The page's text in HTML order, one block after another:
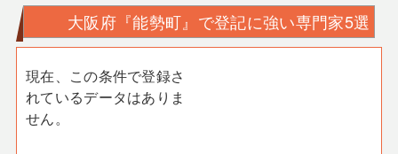
大阪府『能勢町』で登記に強い専門家5選
現在、この条件で登録さ
れているデータはありま
せん。